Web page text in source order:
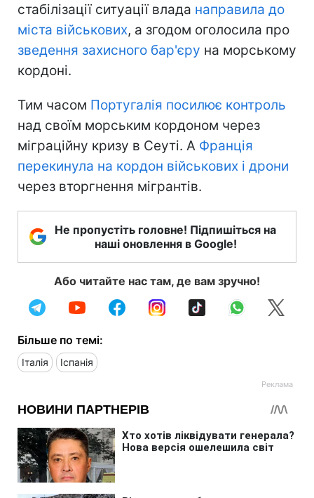
стабілізації ситуації влада направила до
міста військових, а згодом оголосила про
зведення захисного бар'єру на морському
кордоні.
Тим часом Португалія посилює контроль
над своїм морським кордоном через
міграційну кризу в Сеуті. А Франція
перекинула на кордон військових і дрони
через вторгнення мігрантів.
Не пропустіть головне! Підпишіться на
наші оновлення в Google!
Або читайте нас там, де вам зручно!
Більше по темі:
Італія Іспанія